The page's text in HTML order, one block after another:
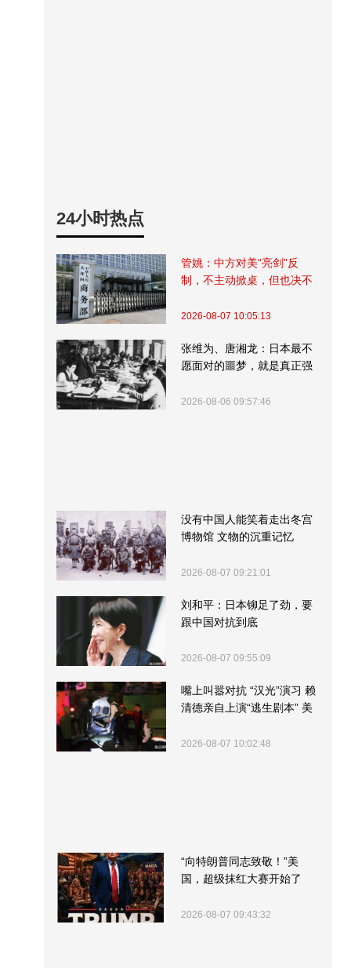
24小时热点
管姚：中方对美“亮剑”反
制，不主动掀桌，但也决不
2026-08-07 10:05:13
张维为、唐湘龙：日本最不
愿面对的噩梦，就是真正强
2026-08-06 09:57:46
没有中国人能笑着走出冬宫
博物馆 文物的沉重记忆
2026-08-07 09:21:01
刘和平：日本铆足了劲，要
跟中国对抗到底
2026-08-07 09:55:09
嘴上叫嚣对抗 “汉光”演习 赖
清德亲自上演“逃生剧本” 美
2026-08-07 10:02:48
“向特朗普同志致敬！”美
国，超级抹红大赛开始了
2026-08-07 09:43:32